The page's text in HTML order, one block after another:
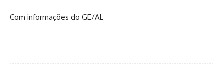
Com informações do GE/AL